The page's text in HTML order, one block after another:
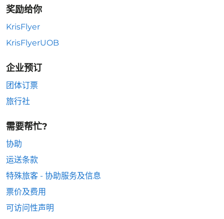
奖励给你
KrisFlyer
KrisFlyerUOB
企业预订
团体订票
旅行社
需要帮忙?
协助
运送条款
特殊旅客 - 协助服务及信息
票价及费用
可访问性声明